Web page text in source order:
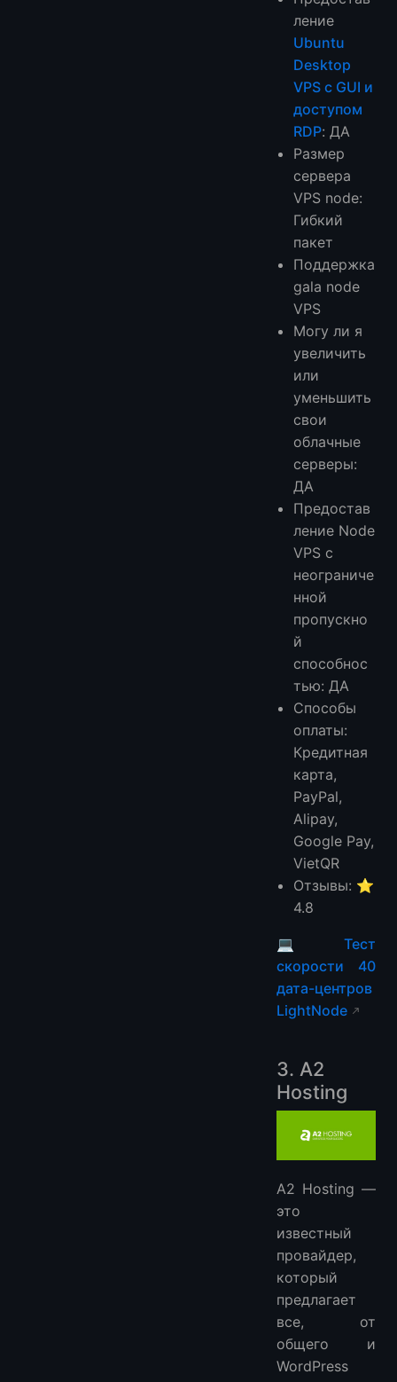
ление
Ubuntu
Desktop
VPS с GUI и
доступом
RDP: ДА
Размер
сервера
VPS node:
Гибкий
пакет
Поддержка
gala node
VPS
Могу ли я
увеличить
или
уменьшить
свои
облачные
серверы:
ДА
Предостав
ление Node
VPS с
неограниче
нной
пропускно
й
способнос
тью: ДА
Способы
оплаты:
Кредитная
карта,
PayPal,
Alipay,
Google Pay,
VietQR
Отзывы: ⭐
4.8
💻 Тест
скорости 40
дата-центров
LightNode
3. A2
Hosting
A2 Hosting —
это
известный
провайдер,
который
предлагает
все, от
общего и
WordPress